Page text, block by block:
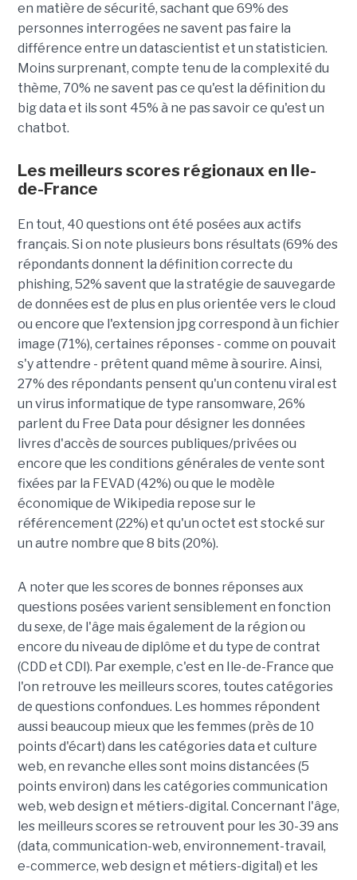
en matière de sécurité, sachant que 69% des
personnes interrogées ne savent pas faire la
différence entre un datascientist et un statisticien.
Moins surprenant, compte tenu de la complexité du
thème, 70% ne savent pas ce qu'est la définition du
big data et ils sont 45% à ne pas savoir ce qu'est un
chatbot.
Les meilleurs scores régionaux en Ile-
de-France
En tout, 40 questions ont été posées aux actifs
français. Si on note plusieurs bons résultats (69% des
répondants donnent la définition correcte du
phishing, 52% savent que la stratégie de sauvegarde
de données est de plus en plus orientée vers le cloud
ou encore que l'extension jpg correspond à un fichier
image (71%), certaines réponses - comme on pouvait
s'y attendre - prêtent quand même à sourire. Ainsi,
27% des répondants pensent qu'un contenu viral est
un virus informatique de type ransomware, 26%
parlent du Free Data pour désigner les données
livres d'accès de sources publiques/privées ou
encore que les conditions générales de vente sont
fixées par la FEVAD (42%) ou que le modèle
économique de Wikipedia repose sur le
référencement (22%) et qu'un octet est stocké sur
un autre nombre que 8 bits (20%).
A noter que les scores de bonnes réponses aux
questions posées varient sensiblement en fonction
du sexe, de l'âge mais également de la région ou
encore du niveau de diplôme et du type de contrat
(CDD et CDI). Par exemple, c'est en Ile-de-France que
l'on retrouve les meilleurs scores, toutes catégories
de questions confondues. Les hommes répondent
aussi beaucoup mieux que les femmes (près de 10
points d'écart) dans les catégories data et culture
web, en revanche elles sont moins distancées (5
points environ) dans les catégories communication
web, web design et métiers-digital. Concernant l'âge,
les meilleurs scores se retrouvent pour les 30-39 ans
(data, communication-web, environnement-travail,
e-commerce, web design et métiers-digital) et les